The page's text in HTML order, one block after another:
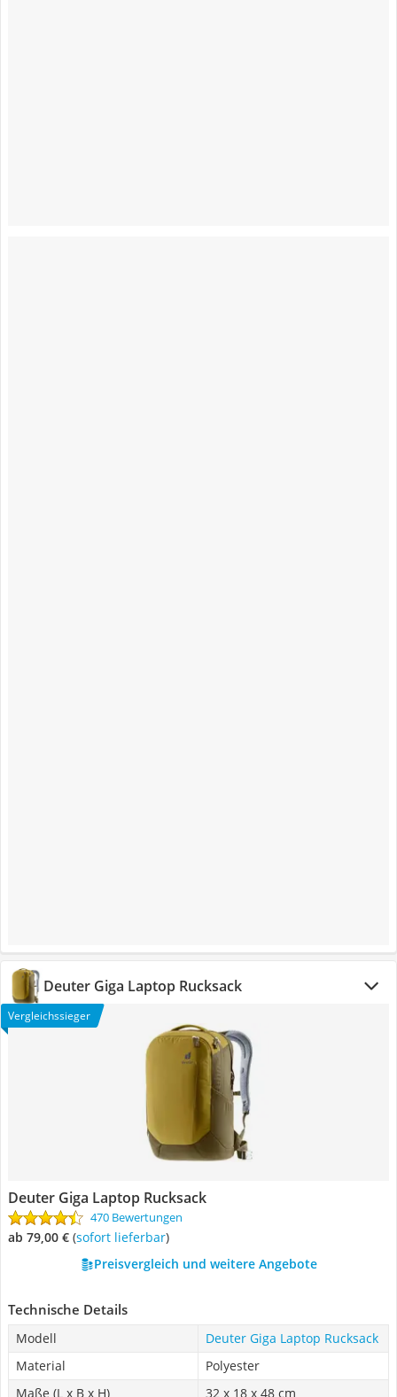
Deuter Giga Laptop Rucksack
Vergleichssieger
Deuter Giga Laptop Rucksack
470 Bewertungen
ab 79,00 € ( Sofort lieferbar)
Preisvergleich und weitere Angebote
Technische Details
Modell
Deuter Giga Laptop Rucksack
Material
Polyester
Maße (L x B x H)
32 x 18 x 48 cm